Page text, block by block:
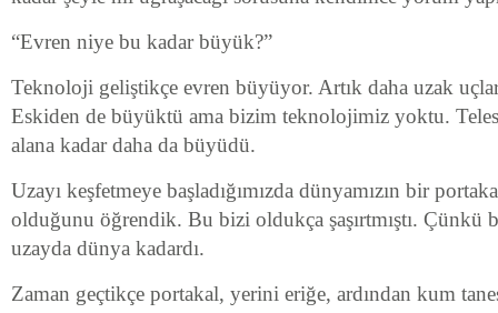
“Evren niye bu kadar büyük?”
Teknoloji geliştikçe evren büyüyor. Artık daha uzak
Eskiden de büyüktü ama bizim teknolojimiz yoktu.
alana kadar daha da büyüdü.
Uzayı keşfetmeye başladığımızda dünyamızın bir
olduğunu öğrendik. Bu bizi oldukça şaşırtmıştı. Çünkü
uzayda dünya kadardı.
Zaman geçtikçe portakal, yerini eriğe, ardından kum